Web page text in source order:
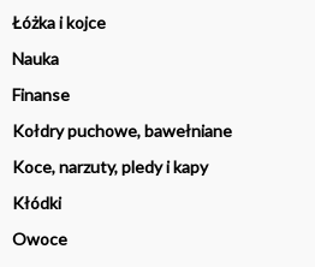
Łóżka i kojce
Nauka
Finanse
Kołdry puchowe, bawełniane
Koce, narzuty, pledy i kapy
Kłódki
Owoce